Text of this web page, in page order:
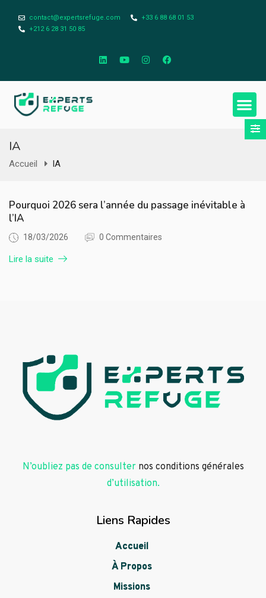
contact@expertsrefuge.com
+33 6 88 68 01 53
+212 6 28 31 50 85
IA
Accueil IA
Pourquoi 2026 sera l’année du passage inévitable à
l’IA
18/03/2026 0 Commentaires
Lire la suite
N’oubliez pas de consulter nos conditions générales
d’utilisation.
Liens Rapides
Accueil
À Propos
Missions